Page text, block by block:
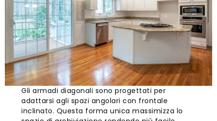
Gli armadi diagonali sono progettati per
adattarsi agli spazi angolari con frontale
inclinato. Questa forma unica massimizza lo